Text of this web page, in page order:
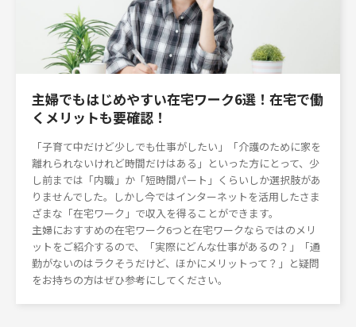
主婦でもはじめやすい在宅ワーク6選！在宅で働
くメリットも要確認！
「子育て中だけど少しでも仕事がしたい」「介護のために家を
離れられないけれど時間だけはある」といった方にとって、少
し前までは「内職」か「短時間パート」くらいしか選択肢があ
りませんでした。しかし今ではインターネットを活用したさま
ざまな「在宅ワーク」で収入を得ることができます。
主婦におすすめの在宅ワーク6つと在宅ワークならではのメリ
ットをご紹介するので、「実際にどんな仕事があるの？」「通
勤がないのはラクそうだけど、ほかにメリットって？」と疑問
をお持ちの方はぜひ参考にしてください。